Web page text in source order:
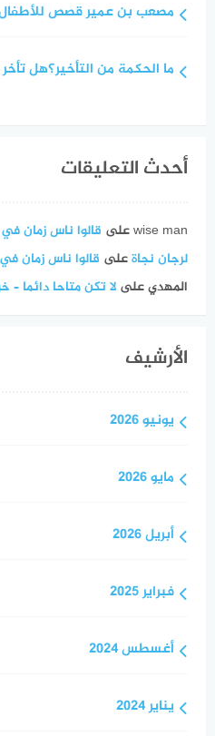
مصعب بن عمير قصص
ما الحكمة من التأخير؟هل
أحدث التعليقات
wise manعلى قالوا ناس زمان في
لرجان نجاةعلى قالوا ناس زمان في
المهديعلى لا تكن متاحا دائما –
الأرشيف
يونيو 2026
مايو 2026
أبريل 2026
فبراير 2025
أغسطس 2024
يناير 2024